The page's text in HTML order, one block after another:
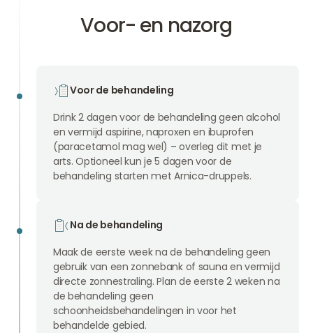
Voor- en nazorg
Voor de behandeling
Drink 2 dagen voor de behandeling geen alcohol
en vermijd aspirine, naproxen en ibuprofen
(paracetamol mag wel) – overleg dit met je
arts. Optioneel kun je 5 dagen voor de
behandeling starten met Arnica-druppels.
Na de behandeling
Maak de eerste week na de behandeling geen
gebruik van een zonnebank of sauna en vermijd
directe zonnestraling. Plan de eerste 2 weken na
de behandeling geen
schoonheidsbehandelingen in voor het
behandelde gebied.